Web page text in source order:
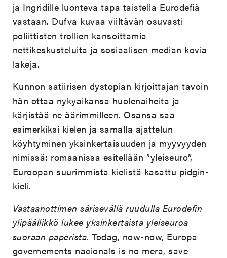
ja Ingridille luonteva tapa taistella Eurodefiä
vastaan. Dufva kuvaa viiltävän osuvasti
poliittisten trollien kansoittamia
nettikeskusteluita ja sosiaalisen median kovia
lakeja.
Kunnon satiirisen dystopian kirjoittajan tavoin
hän ottaa nykyaikansa huolenaiheita ja
kärjistää ne äärimmilleen. Osansa saa
esimerkiksi kielen ja samalla ajattelun
köyhtyminen yksinkertaisuuden ja myyvyyden
nimissä: romaanissa esitellään ”yleiseuro”,
Euroopan suurimmista kielistä kasattu pidgin-
kieli.
Vastaanottimen särisevällä ruudulla Eurodefin
ylipäällikkö lukee yksinkertaista yleiseuroa
suoraan paperista.Todag, now-now, Europa
governements nacionals is no mera, save